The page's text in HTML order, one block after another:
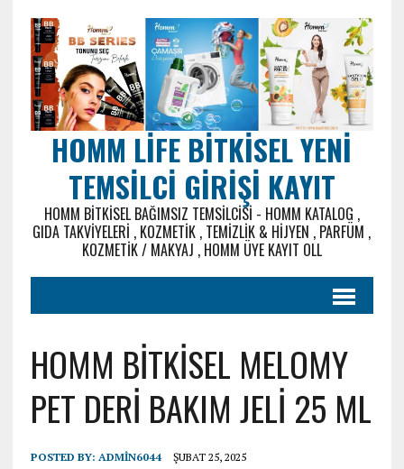
HOMM LIFE BITKISEL YENI
TEMSILCI GIRIŞI KAYIT
HOMM BITKISEL BAĞIMSIZ TEMSILCISI - HOMM KATALOG ,
GIDA TAKVIYELERI , KOZMETIK , TEMIZLIK & HIJYEN , PARFÜM ,
KOZMETIK / MAKYAJ , HOMM ÜYE KAYIT OLL
HOMM BİTKİSEL MELOMY
PET DERİ BAKIM JELİ 25 ML
POSTED BY: ADMIN6044 ŞUBAT 25, 2025